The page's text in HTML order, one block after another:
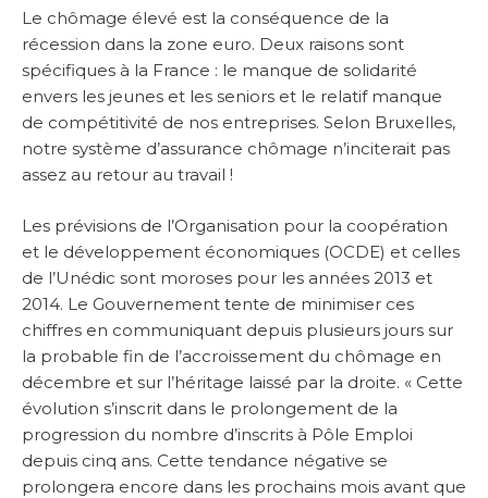
Le chômage élevé est la conséquence de la
récession dans la zone euro. Deux raisons sont
spécifiques à la France : le manque de solidarité
envers les jeunes et les seniors et le relatif manque
de compétitivité de nos entreprises. Selon Bruxelles,
notre système d’assurance chômage n’inciterait pas
assez au retour au travail !
Les prévisions de l’Organisation pour la coopération
et le développement économiques (OCDE) et celles
de l’Unédic sont moroses pour les années 2013 et
2014. Le Gouvernement tente de minimiser ces
chiffres en communiquant depuis plusieurs jours sur
la probable fin de l’accroissement du chômage en
décembre et sur l’héritage laissé par la droite. « Cette
évolution s’inscrit dans le prolongement de la
progression du nombre d’inscrits à Pôle Emploi
depuis cinq ans. Cette tendance négative se
prolongera encore dans les prochains mois avant que